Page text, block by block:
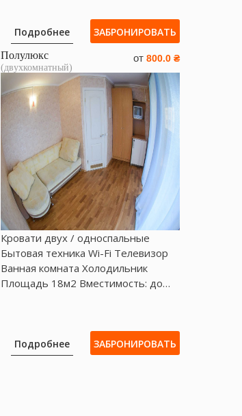
Подробнее ЗАБРОНИРОВАТЬ
Полулюкс
(двухкомнатный)
от 800.0 ₴
Кровати двух / односпальные
Бытовая техника Wі-Fі Телевизор
Ванная комната Холодильник
Площадь 18м2 Вместимость: до…
Подробнее ЗАБРОНИРОВАТЬ